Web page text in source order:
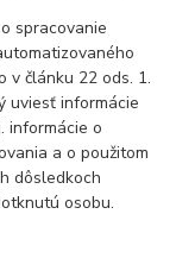
spracovanie
v článku 22 ods. 1.
uviesť informácie
informácie o
a o použitom
dôsledkoch
osobu.